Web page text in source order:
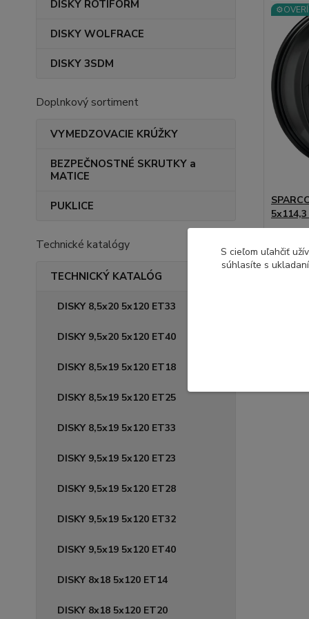
DISKY ROTIFORM
DISKY WOLFRACE
DISKY 3SDM
Doplnkový sortiment
VYMEDZOVACIE KRÚŽKY
BEZPEČNOSTNÉ SKRUTKY a
MATICE
PUKLICE
Technické katalógy
TECHNICKÝ KATALÓG
DISKY 8,5x20 5x120 ET33
DISKY 9,5x20 5x120 ET40
DISKY 8,5x19 5x120 ET18
DISKY 8,5x19 5x120 ET25
DISKY 8,5x19 5x120 ET33
DISKY 9,5x19 5x120 ET23
DISKY 9,5x19 5x120 ET28
DISKY 9,5x19 5x120 ET32
DISKY 9,5x19 5x120 ET40
DISKY 8x18 5x120 ET14
DISKY 8x18 5x120 ET20
S cieľom uľahčiť
súhlasíte s